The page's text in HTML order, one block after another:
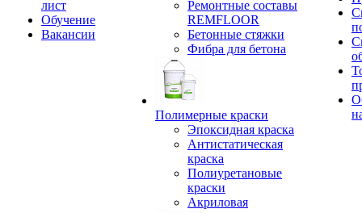
лист
Обучение
Вакансии
Ремонтные составы
REMFLOOR
Бетонные стяжки
Фибра для бетона
Полимерные краски
Эпоксидная краска
Антистатическая
краска
Полиуретановые
краски
Акриловая